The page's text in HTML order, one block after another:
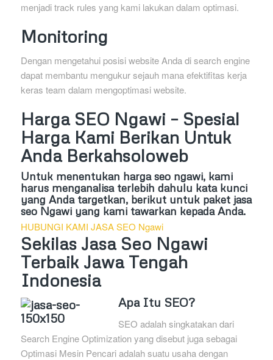
menjadi track rules yang kami lakukan dalam optimasi.
Monitoring
Dengan mengetahui posisi website Anda di search engine
dapat membantu mengukur sejauh mana efektifitas kerja
keras team dalam mengoptimasi website.
Harga SEO Ngawi – Spesial
Harga Kami Berikan Untuk
Anda Berkahsoloweb
Untuk menentukan harga seo ngawi, kami
harus menganalisa terlebih dahulu kata kunci
yang Anda targetkan, berikut untuk paket jasa
seo Ngawi yang kami tawarkan kepada Anda.
HUBUNGI KAMI JASA SEO Ngawi
Sekilas Jasa Seo Ngawi
Terbaik Jawa Tengah
Indonesia
Apa Itu SEO?
SEO adalah singkatakan dari
Search Engine Optimization yang disebut juga sebagai
Optimasi Mesin Pencari adalah suatu usaha dengan